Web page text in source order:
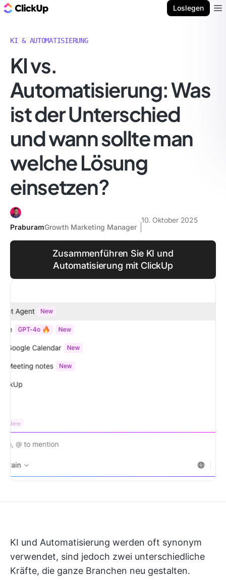
Loslegen
KI & AUTOMATISIERUNG
KI vs.
Automatisierung: Was
ist der Unterschied
und wann sollte man
welche Lösung
einsetzen?
PraburamGrowth Marketing Manager
10. Oktober 2025
Zusammenführen Sie KI und
Automatisierung mit ClickUp
KI und Automatisierung werden oft synonym
verwendet, sind jedoch zwei unterschiedliche
Kräfte, die ganze Branchen neu gestalten.